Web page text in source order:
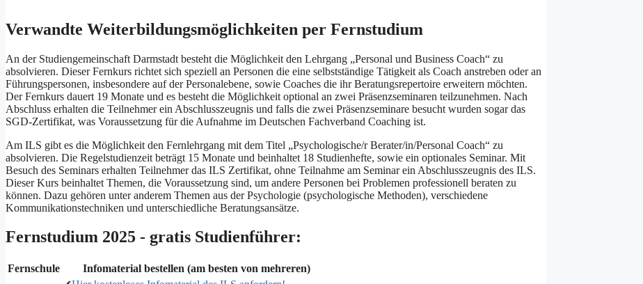
Verwandte Weiterbildungsmöglichkeiten per Fernstudium
An der Studiengemeinschaft Darmstadt besteht die Möglichkeit den Lehrgang „Personal und Business Coach“ zu
absolvieren. Dieser Fernkurs richtet sich speziell an Personen die eine selbstständige Tätigkeit als Coach anstreben oder an
Führungspersonen, insbesondere auf der Personalebene, sowie Coaches die ihr Beratungsrepertoire erweitern möchten.
Der Fernkurs dauert 19 Monate und es besteht die Möglichkeit optional an zwei Präsenzseminaren teilzunehmen. Nach
Abschluss erhalten die Teilnehmer ein Abschlusszeugnis und falls die zwei Präsenzseminare besucht wurden sogar das
SGD-Zertifikat, was Voraussetzung für die Aufnahme im Deutschen Fachverband Coaching ist.
Am ILS gibt es die Möglichkeit den Fernlehrgang mit dem Titel „Psychologische/r Berater/in/Personal Coach“ zu
absolvieren. Die Regelstudienzeit beträgt 15 Monate und beinhaltet 18 Studienhefte, sowie ein optionales Seminar. Mit
Besuch des Seminars erhalten Teilnehmer das ILS Zertifikat, ohne Teilnahme am Seminar ein Abschlusszeugnis des ILS.
Dieser Kurs beinhaltet Themen, die Voraussetzung sind, um andere Personen bei Problemen professionell beraten zu
können. Dazu gehören unter anderem Themen aus der Psychologie (psychologische Methoden), verschiedene
Kommunikationstechniken und unterschiedliche Beratungsansätze.
Fernstudium 2025 - gratis Studienführer:
Fernschule
Infomaterial bestellen (am besten von mehreren)